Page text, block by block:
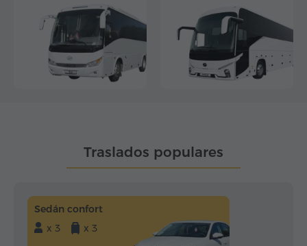
Traslados populares
Sedán confort
x 3
x 3